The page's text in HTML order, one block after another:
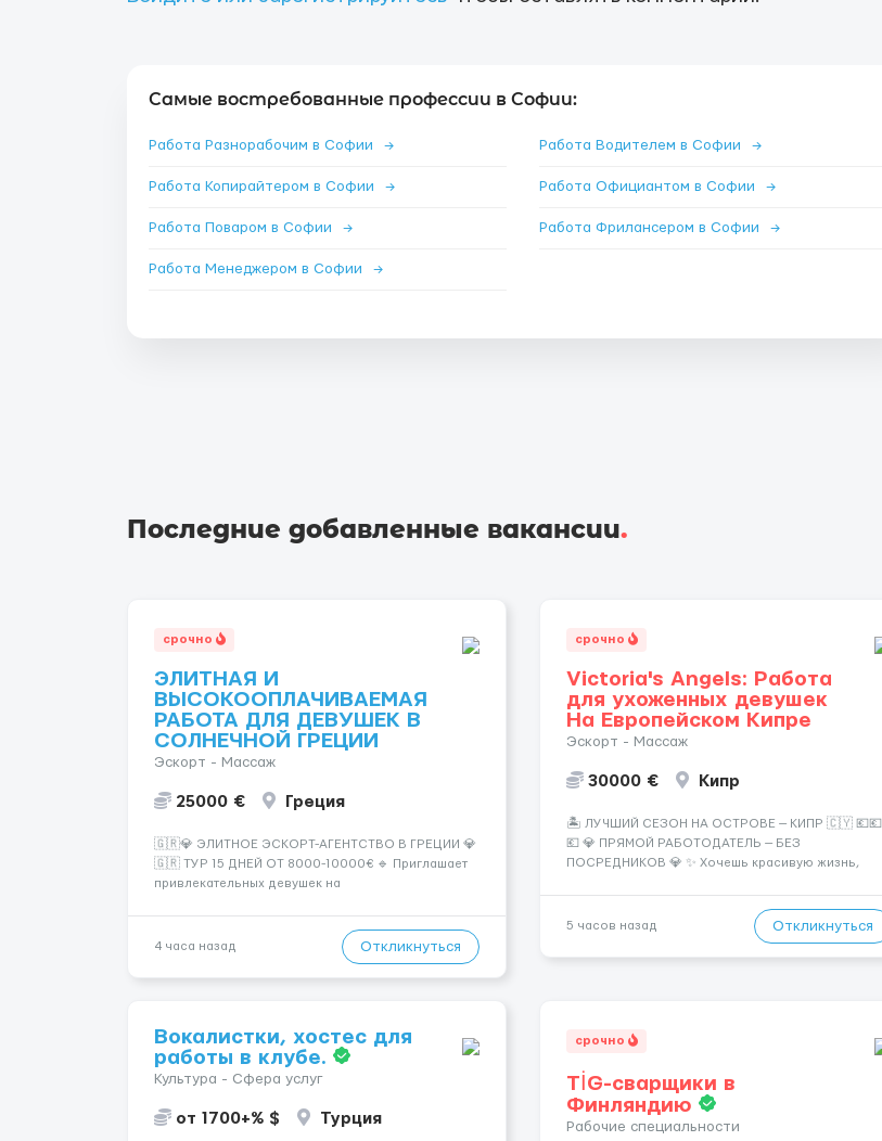
Самые востребованные профессии в Софии:
Работа Разнорабочим в Софии → Работа Водителем в Софии →
Работа Копирайтером в Софии → Работа Официантом в Софии →
Работа Поваром в Софии → Работа Фрилансером в Софии →
Работа Менеджером в Софии →
Последние добавленные вакансии.
срочно
ЭЛИТНАЯ И
ВЫСОКООПЛАЧИВАЕМАЯ
РАБОТА ДЛЯ ДЕВУШЕК В
СОЛНЕЧНОЙ ГРЕЦИИ
Эскорт - Массаж
25000 € Греция
🇬🇷💎 ЭЛИТНОЕ ЭСКОРТ-АГЕНТСТВО В ГРЕЦИИ 💎
🇬🇷 ТУР 15 ДНЕЙ ОТ 8000-10000€ 🔹 Приглашает
привлекательных девушек на
хорошие деньги 💶 — это предложение для тебя! 🔹
4 часа назад Откликнуться
срочно
Victoria's Angels: Работа
для ухоженных девушек
На Европейском Кипре
Эскорт - Массаж
30000 € Кипр
🏝️ ЛУЧШИЙ СЕЗОН НА ОСТРОВЕ — КИПР 🇨🇾 💶💶
💶 💎 ПРЯМОЙ РАБОТОДАТЕЛЬ — БЕЗ
ПОСРЕДНИКОВ 💎 ✨ Хочешь красивую жизнь,
— Опытная команда с годами практики —
Стабильный поток клиентов (без ...
5 часов назад Откликнуться
Вокалистки, хостес для
работы в клубе.
Культура - Сфера услуг
от 1700+% $ Турция
срочно
TİG-сварщики в
Финляндию
Рабочие специальности